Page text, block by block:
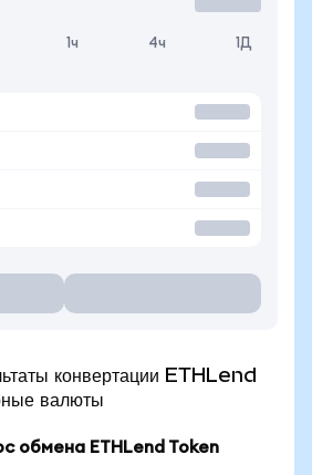
1ч 4ч 1Д
конвертации ETHLend
валюты
обмена ETHLend Token